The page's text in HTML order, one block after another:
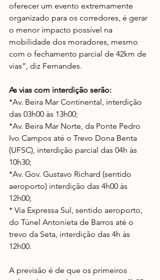
oferecer um evento extremamente
organizado para os corredores, é gerar
o menor impacto possível na
mobilidade dos moradores, mesmo
com o fechamento parcial de 42km de
vias”, diz Fernandes.
As vias com interdição serão:
*Av. Beira Mar Continental, interdição
das 03h00 às 13h00;
*Av. Beira Mar Norte, da Ponte Pedro
Ivo Campos até o Trevo Dona Benta
(UFSC), interdição parcial das 04h às
10h30;
*Av. Gov. Gustavo Richard (sentido
aeroporto) interdição das 4h00 às
12h00;
* Via Expressa Sul, sentido aeroporto,
do Túnel Antonieta de Barros até o
trevo da Seta, interdição das 4h às
12h00.
A previsão é de que os primeiros